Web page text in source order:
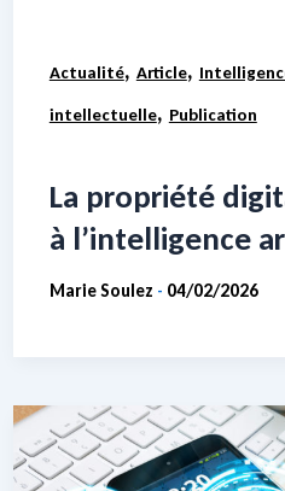
Actualité, Article,
intellectuelle, Publication
La propriété
à l’intelligence
Marie Soulez - 04/02/2026